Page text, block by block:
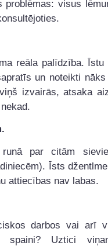
problēmas: visus
reāla palīdzība.
un noteikti
izvairās, atsaka
par citām
Īsts
attiecības nav labas.
darbos vai arī
spaini? Uztici